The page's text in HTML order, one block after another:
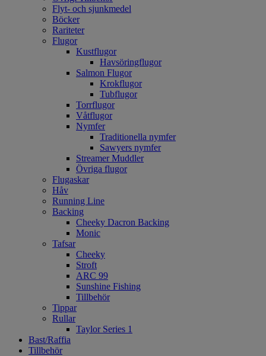
Flyt- och sjunkmedel
Böcker
Rariteter
Flugor
Kustflugor
Havsöringflugor
Salmon Flugor
Krokflugor
Tubflugor
Torrflugor
Våtflugor
Nymfer
Traditionella nymfer
Sawyers nymfer
Streamer Muddler
Övriga flugor
Flugaskar
Håv
Running Line
Backing
Cheeky Dacron Backing
Monic
Tafsar
Cheeky
Stroft
ARC 99
Sunshine Fishing
Tillbehör
Tippar
Rullar
Taylor Series 1
Bast/Raffia
Tillbehör